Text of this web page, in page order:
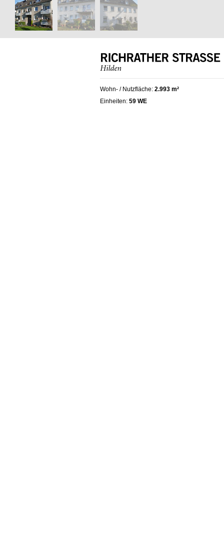
Wohn- / Nutzfläche: 2.993 m²
Einheiten: 59 WE